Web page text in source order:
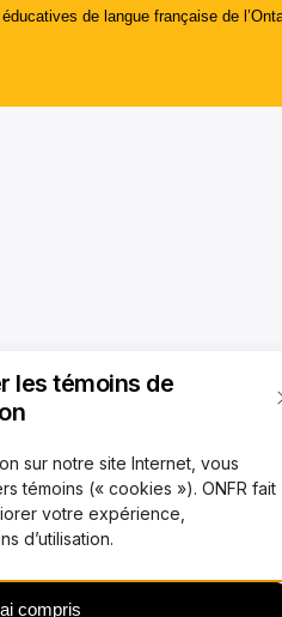
les témoins de
sur notre site Internet, vous
témoins (« cookies »). ONFR fait
votre expérience,
d’utilisation.
compris
de langue française de